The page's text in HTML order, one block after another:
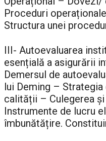
Proceduri
Structura unei
III- Autoevaluarea
esențială a asigurării
Demersul de
lui Deming –
calității – Culegerea
Instrumente de lucru
îmbunătățire.